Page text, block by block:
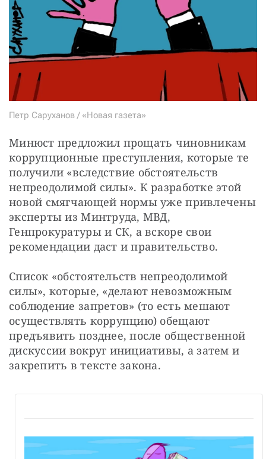
Петр Саруханов / «Новая газета»
Минюст предложил прощать чиновникам
коррупционные преступления, которые те
получили «вследствие обстоятельств
непреодолимой силы». К разработке этой
новой смягчающей нормы уже привлечены
эксперты из Минтруда, МВД,
Генпрокуратуры и СК, а вскоре свои
рекомендации даст и правительство.
Список «обстоятельств непреодолимой
силы», которые, «делают невозможным
соблюдение запретов» (то есть мешают
осуществлять коррупцию) обещают
предъявить позднее, после общественной
дискуссии вокруг инициативы, а затем и
закрепить в тексте закона.
+7 (929) 612-03-68